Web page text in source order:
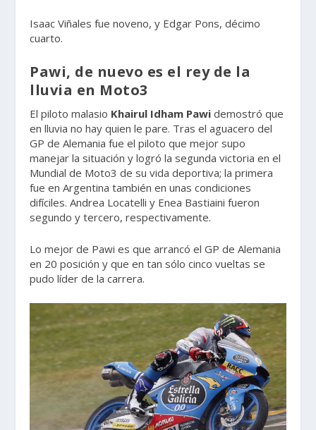
Isaac Viñales fue noveno, y Edgar Pons, décimo
cuarto.
Pawi, de nuevo es el rey de la
lluvia en Moto3
El piloto malasio Khairul Idham Pawi demostró que
en lluvia no hay quien le pare. Tras el aguacero del
GP de Alemania fue el piloto que mejor supo
manejar la situación y logró la segunda victoria en el
Mundial de Moto3 de su vida deportiva; la primera
fue en Argentina también en unas condiciones
difíciles. Andrea Locatelli y Enea Bastiaini fueron
segundo y tercero, respectivamente.
Lo mejor de Pawi es que arrancó el GP de Alemania
en 20 posición y que en tan sólo cinco vueltas se
pudo líder de la carrera.